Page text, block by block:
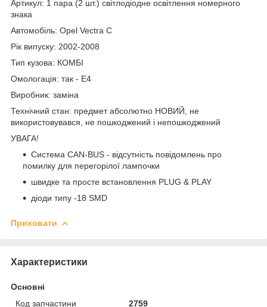
Артикул: 1 пара (2 шт.) світлодіодне освітлення номерного
знака
Автомобіль: Opel Vectra C
Рік випуску: 2002-2008
Тип кузова: КОМБІ
Омологація: так - E4
Виробник: заміна
Технічний стан: предмет абсолютно НОВИЙ, не
використовувався, не пошкоджений і непошкоджений
УВАГА!
Система CAN-BUS - відсутність повідомлень про
помилку для перегорілої лампочки
швидке та просте встановлення PLUG & PLAY
діоди типу -18 SMD
Приховати
Характеристики
Основні
Код запчастини
2759